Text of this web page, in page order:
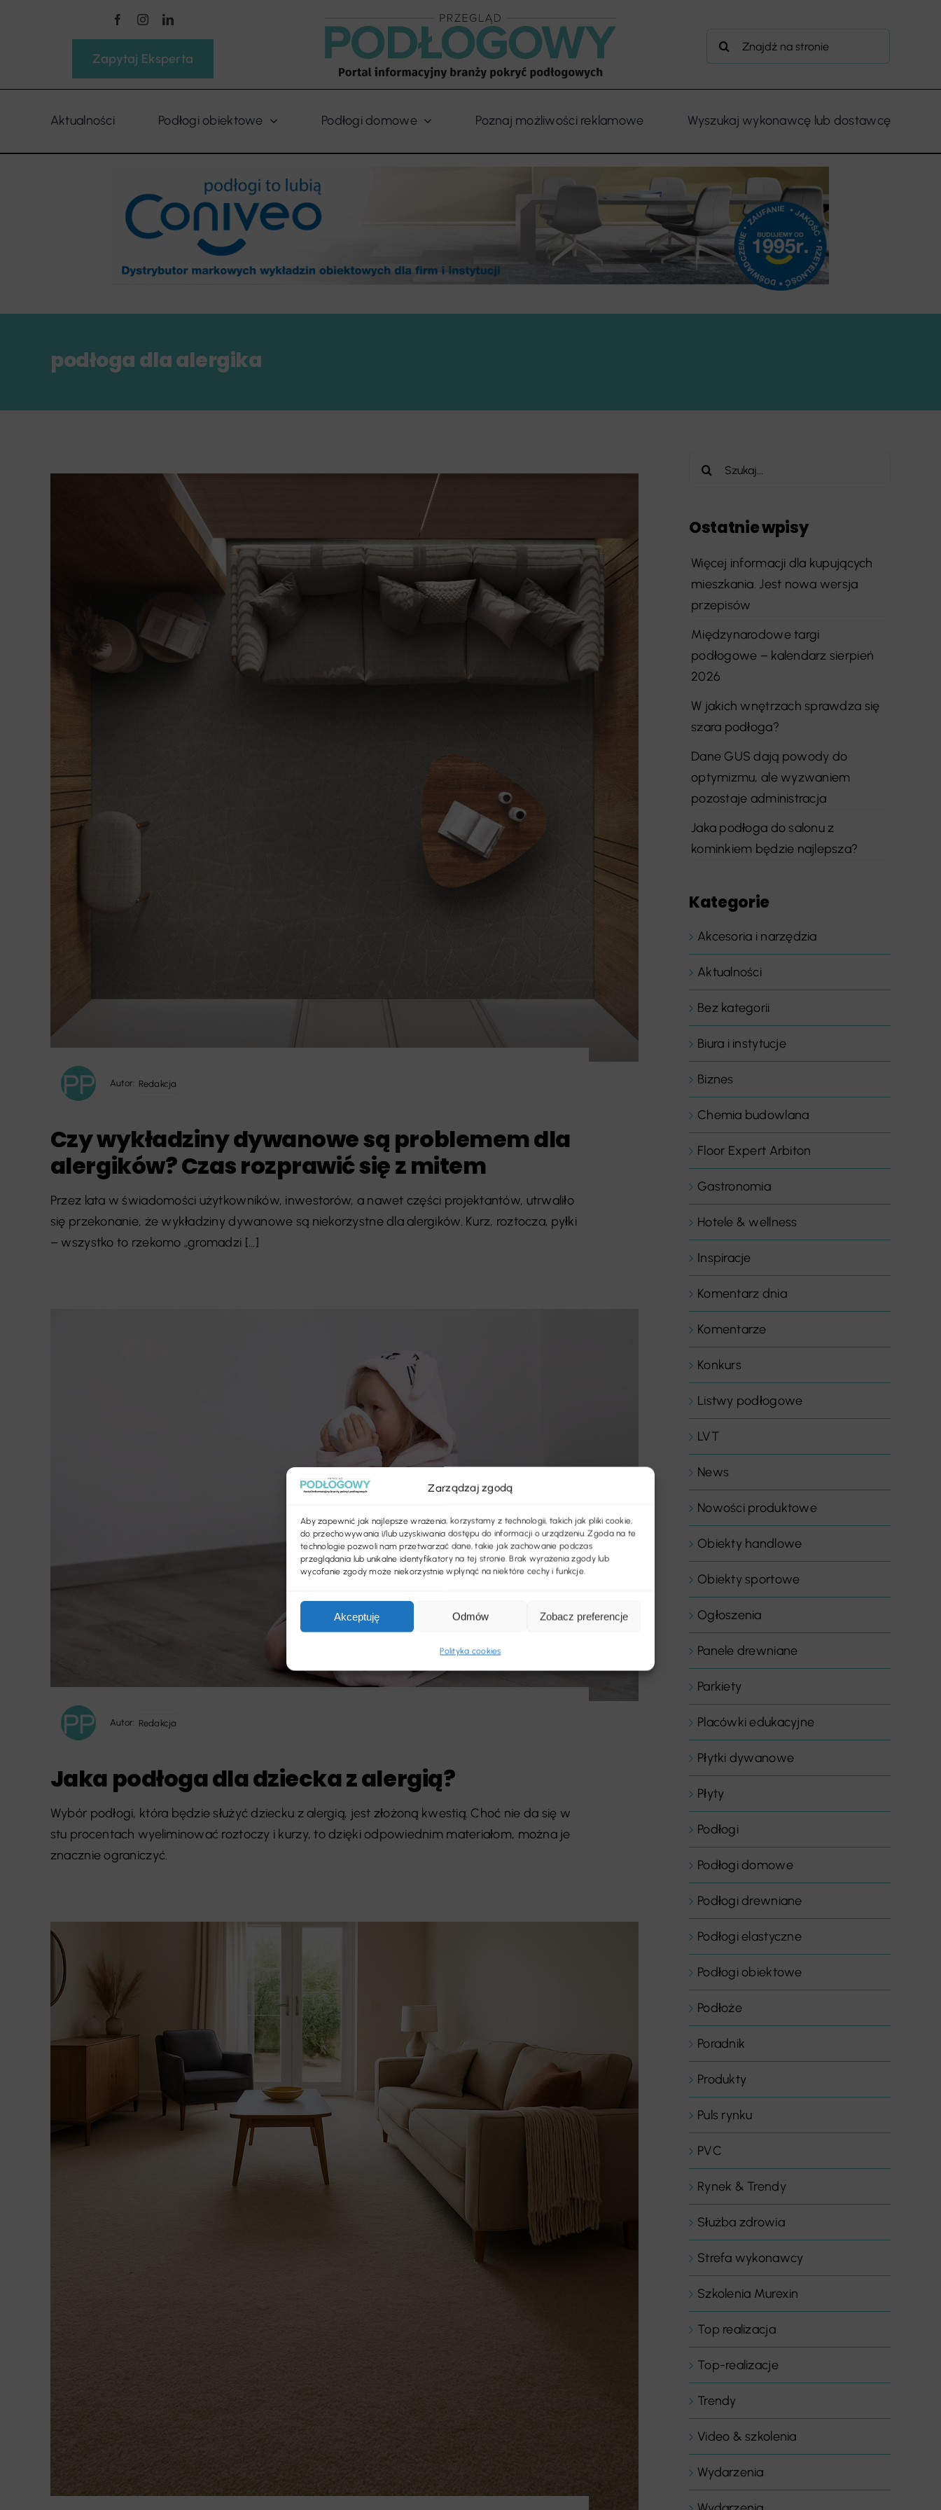
Zarządzaj zgodą
Aby zapewnić jak najlepsze wrażenia, korzystamy z technologii, takich jak pliki cookie,
do przechowywania i/lub uzyskiwania dostępu do informacji o urządzeniu. Zgoda na te
technologie pozwoli nam przetwarzać dane, takie jak zachowanie podczas
przeglądania lub unikalne identyfikatory na tej stronie. Brak wyrażenia zgody lub
wycofanie zgody może niekorzystnie wpłynąć na niektóre cechy i funkcje.
Akceptuję Odmów Zobacz preferencje
Polityka cookies
Zapytaj Eksperta
Szukaj
Aktualności Podłogi obiektowe Podłogi domowe Poznaj możliwości reklamowe Wyszukaj wykonawcę lub dostawcę
podłoga dla alergika
Autor: Redakcja
Czy wykładziny dywanowe są problemem dla
alergików? Czas rozprawić się z mitem
Przez lata w świadomości użytkowników, inwestorów, a nawet części projektantów, utrwaliło
się przekonanie, że wykładziny dywanowe są niekorzystne dla alergików. Kurz, roztocza, pyłki
– wszystko to rzekomo „gromadzi [...]
Autor: Redakcja
Jaka podłoga dla dziecka z alergią?
Wybór podłogi, która będzie służyć dziecku z alergią, jest złożoną kwestią. Choć nie da się w
stu procentach wyeliminować roztoczy i kurzy, to dzięki odpowiednim materiałom, można je
znacznie ograniczyć.
Szukaj
Ostatnie wpisy
Więcej informacji dla kupujących
mieszkania. Jest nowa wersja
przepisów
Międzynarodowe targi
podłogowe – kalendarz sierpień
2026
W jakich wnętrzach sprawdza się
szara podłoga?
Dane GUS dają powody do
optymizmu, ale wyzwaniem
pozostaje administracja
Jaka podłoga do salonu z
kominkiem będzie najlepsza?
Kategorie
Akcesoria i narzędzia
Aktualności
Bez kategorii
Biura i instytucje
Biznes
Chemia budowlana
Floor Expert Arbiton
Gastronomia
Hotele & wellness
Inspiracje
Komentarz dnia
Komentarze
Konkurs
Listwy podłogowe
LVT
News
Nowości produktowe
Obiekty handlowe
Obiekty sportowe
Ogłoszenia
Panele drewniane
Parkiety
Placówki edukacyjne
Płytki dywanowe
Płyty
Podłogi
Podłogi domowe
Podłogi drewniane
Podłogi elastyczne
Podłogi obiektowe
Podłoże
Poradnik
Produkty
Puls rynku
PVC
Rynek & Trendy
Służba zdrowia
Strefa wykonawcy
Szkolenia Murexin
Top realizacja
Top-realizacje
Trendy
Video & szkolenia
Wydarzenia